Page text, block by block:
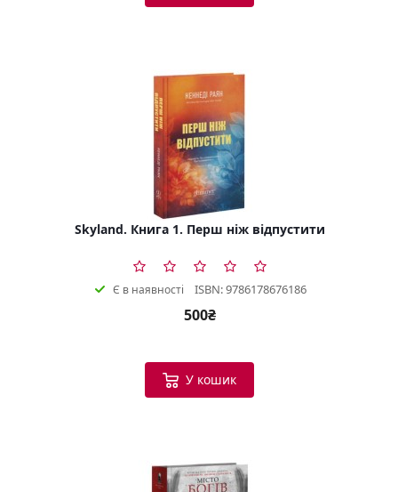
Skyland. Книга 1. Перш ніж відпустити
Є в наявності ISBN: 9786178676186
500₴
У кошик